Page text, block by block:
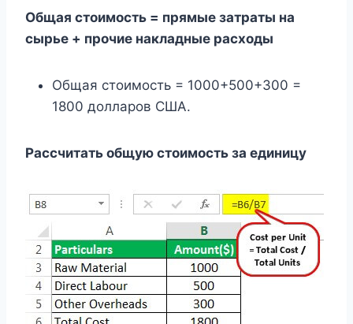
Общая стоимость = прямые затраты на
сырье + прочие накладные расходы
Общая стоимость = 1000+500+300 =
1800 долларов США.
Рассчитать общую стоимость за единицу